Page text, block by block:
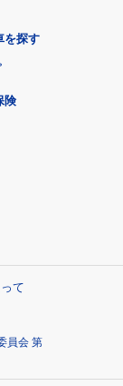
を探す
険
て
員会 第